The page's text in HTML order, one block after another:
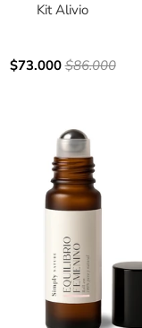
Kit Alivio
$73.000 $86.000